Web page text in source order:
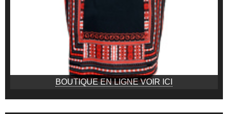
BOUTIQUE EN LIGNE VOIR ICI